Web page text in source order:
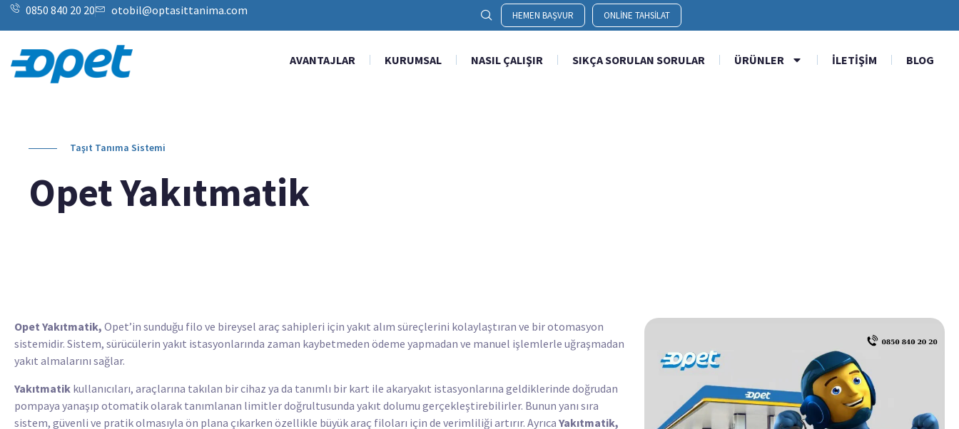
0850 840 20 20 otobil@optasittanima.com HEMEN BAŞVUR ONLINE TAHSILAT
AVANTAJLAR KURUMSAL NASIL ÇALIŞIR SIKÇA SORULAN SORULAR ÜRÜNLER İLETIŞIM BLOG
Taşıt Tanıma Sistemi
Opet Yakıtmatik
Opet Yakıtmatik, Opet’in sunduğu filo ve bireysel araç sahipleri için yakıt alım süreçlerini kolaylaştıran ve bir otomasyon
sistemidir. Sistem, sürücülerin yakıt istasyonlarında zaman kaybetmeden ödeme yapmadan ve manuel işlemlerle uğraşmadan
yakıt almalarını sağlar.
Yakıtmatik kullanıcıları, araçlarına takılan bir cihaz ya da tanımlı bir kart ile akaryakıt istasyonlarına geldiklerinde doğrudan
pompaya yanaşıp otomatik olarak tanımlanan limitler doğrultusunda yakıt dolumu gerçekleştirebilirler. Bunun yanı sıra
sistem, güvenli ve pratik olmasıyla ön plana çıkarken özellikle büyük araç filoları için de verimliliği artırır. Ayrıca Yakıtmatik,